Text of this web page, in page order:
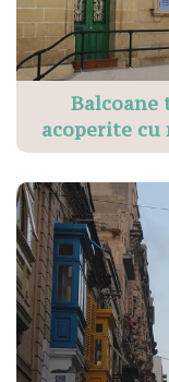
Balcoane
acoperite cu